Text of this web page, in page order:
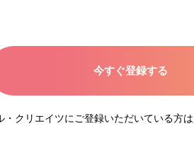
今すぐ登録する
・クリエイツにご登録いただいている方は